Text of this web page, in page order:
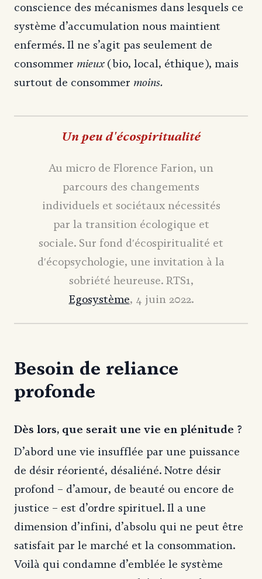
conscience des mécanismes dans lesquels ce
système d’accumulation nous maintient
enfermés. Il ne s’agit pas seulement de
consommer mieux (bio, local, éthique), mais
surtout de consommer moins.
Un peu d'écospiritualité
Au micro de Florence Farion, un
parcours des changements
individuels et sociétaux nécessités
par la transition écologique et
sociale. Sur fond dʹécospiritualité et
dʹécopsychologie, une invitation à la
sobriété heureuse. RTS1,
Egosystème, 4 juin 2022.
Besoin de reliance
profonde
Dès lors, que serait une vie en plénitude ?
D’abord une vie insufflée par une puissance
de désir réorienté, désaliéné. Notre désir
profond – d’amour, de beauté ou encore de
justice – est d’ordre spirituel. Il a une
dimension d’infini, d’absolu qui ne peut être
satisfait par le marché et la consommation.
Voilà qui condamne d’emblée le système